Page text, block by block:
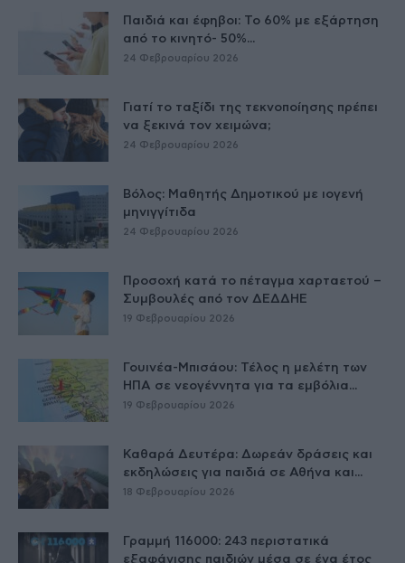
Παιδιά και έφηβοι: Το 60% με εξάρτηση
από το κινητό- 50%...
24 Φεβρουαρίου 2026
Γιατί το ταξίδι της τεκνοποίησης πρέπει
να ξεκινά τον χειμώνα;
24 Φεβρουαρίου 2026
Βόλος: Μαθητής Δημοτικού με ιογενή
μηνιγγίτιδα
24 Φεβρουαρίου 2026
Προσοχή κατά το πέταγμα χαρταετού –
Συμβουλές από τον ΔΕΔΔΗΕ
19 Φεβρουαρίου 2026
Γουινέα-Μπισάου: Τέλος η μελέτη των
ΗΠΑ σε νεογέννητα για τα εμβόλια...
19 Φεβρουαρίου 2026
Καθαρά Δευτέρα: Δωρεάν δράσεις και
εκδηλώσεις για παιδιά σε Αθήνα και...
18 Φεβρουαρίου 2026
Γραμμή 116000: 243 περιστατικά
εξαφάνισης παιδιών μέσα σε ένα έτος